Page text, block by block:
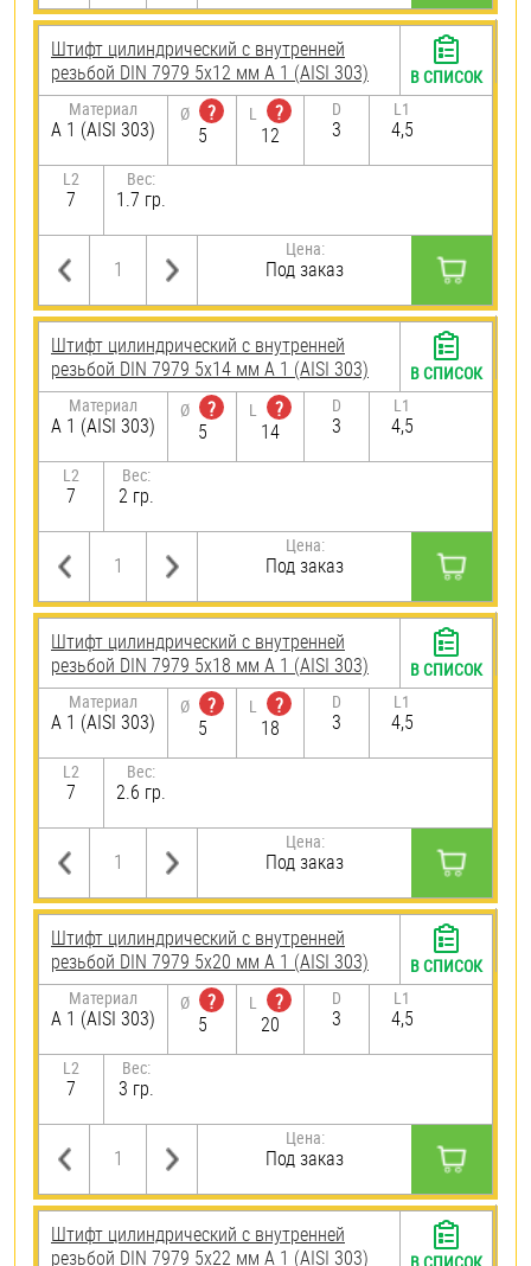
Штифт цилиндрический с внутренней
резьбой DIN 7979 5х12 мм А 1 (AISI 303)
Материал
А 1 (AISI 303)
Ø
?
5
L
?
12
D
3
L1
4,5
L2
7
Вес:
1.7 гр.
Цена:
Под заказ
В СПИСОК
Штифт цилиндрический с внутренней
резьбой DIN 7979 5х14 мм А 1 (AISI 303)
Материал
А 1 (AISI 303)
Ø
?
5
L
?
14
D
3
L1
4,5
L2
7
Вес:
2 гр.
Цена:
Под заказ
В СПИСОК
Штифт цилиндрический с внутренней
резьбой DIN 7979 5х18 мм А 1 (AISI 303)
Материал
А 1 (AISI 303)
Ø
?
5
L
?
18
D
3
L1
4,5
L2
7
Вес:
2.6 гр.
Цена:
Под заказ
В СПИСОК
Штифт цилиндрический с внутренней
резьбой DIN 7979 5х20 мм А 1 (AISI 303)
Материал
А 1 (AISI 303)
Ø
?
5
L
?
20
D
3
L1
4,5
L2
7
Вес:
3 гр.
Цена:
Под заказ
В СПИСОК
Штифт цилиндрический с внутренней
резьбой DIN 7979 5х22 мм А 1 (AISI 303)